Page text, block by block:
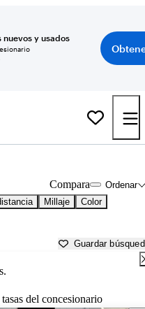
nuevos y usados
Ordenar
Compara
Millaje Color
Guardar
del concesionario